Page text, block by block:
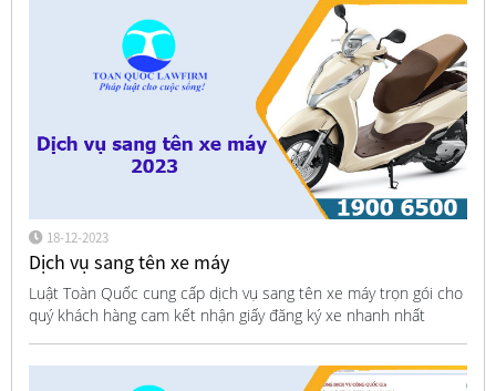
18-12-2023
Dịch vụ sang tên xe máy
Luật Toàn Quốc cung cấp dịch vụ sang tên xe máy trọn gói cho
quý khách hàng cam kết nhận giấy đăng ký xe nhanh nhất